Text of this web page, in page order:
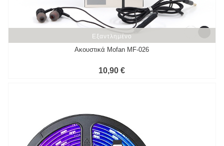
Εξαντλημένο
Εξαντλημένο
Ακουστικά Mofan MF-026
10,90 €